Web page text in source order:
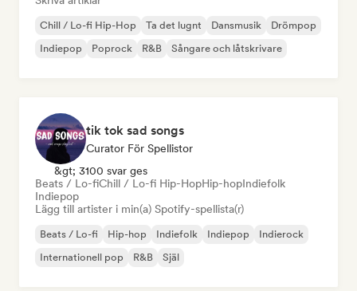
Chill / Lo-fi Hip-Hop Ta det lugnt Dansmusik
Drömpop
Indiepop
Poprock R&B Sångare och låtskrivare
tik tok sad songs
Curator För Spellistor
&gt; 3100 svar ges
Beats / Lo-fiChill / Lo-fi Hip-HopHip-hopIndiefolk
Indiepop
Lägg till artister i min(a) Spotify-spellista(r)
Beats / Lo-fi Hip-hop Indiefolk Indiepop
Indierock
Internationell pop
R&B Själ